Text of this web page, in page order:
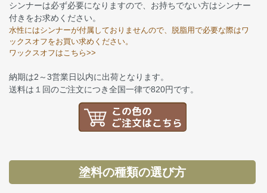
シンナーは必ず必要になりますので、お持ちでない方はシンナー
付きをお求めください。
水性にはシンナーが付属しておりませんので、脱脂用で必要な際はワ
ックスオフをお買い求めください。
ワックスオフはこちら>>
納期は2～3営業日以内に出荷となります。
送料は１回のご注文につき全国一律で820円です。
塗料の種類の選び方